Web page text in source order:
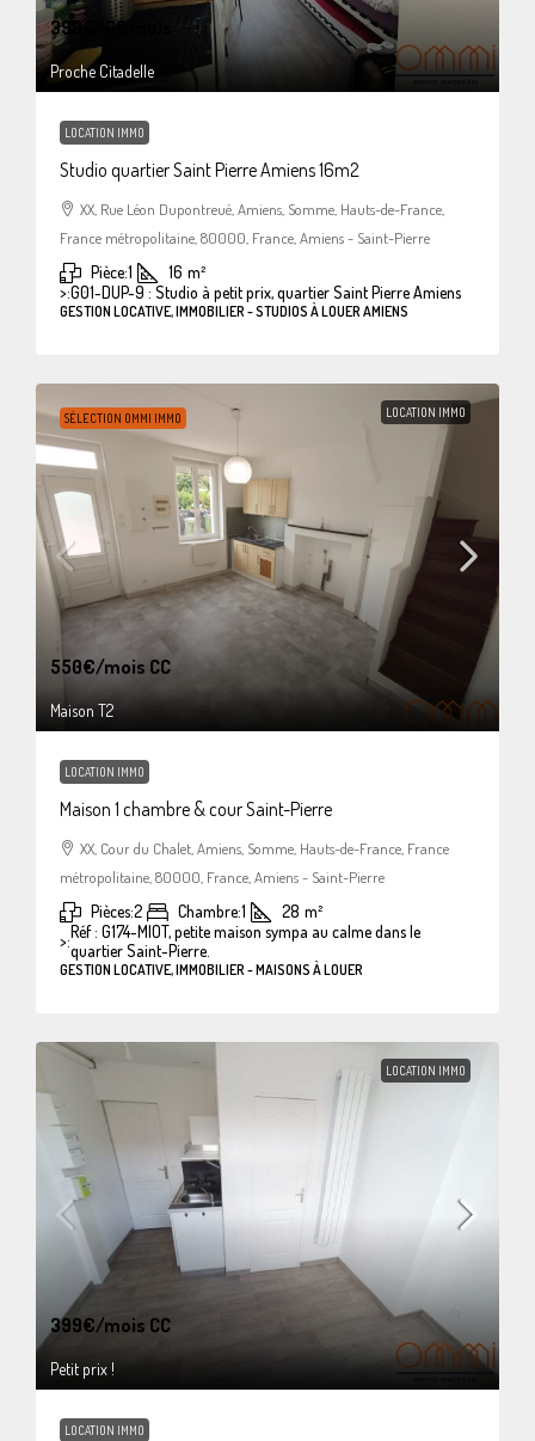
399€ /CC mois
Proche Citadelle
LOCATION IMMO
Studio quartier Saint Pierre Amiens 16m2
XX, Rue Léon Dupontreué, Amiens, Somme, Hauts-de-France,
France métropolitaine, 80000, France, Amiens - Saint-Pierre
Pièce:1 16 m²
>:G01-DUP-9 : Studio à petit prix, quartier Saint Pierre Amiens
GESTION LOCATIVE, IMMOBILIER - STUDIOS À LOUER AMIENS
SÉLECTION OMMI IMMO LOCATION IMMO
550€/mois CC
Maison T2
LOCATION IMMO
Maison 1 chambre & cour Saint-Pierre
XX, Cour du Chalet, Amiens, Somme, Hauts-de-France, France
métropolitaine, 80000, France, Amiens - Saint-Pierre
Pièces:2 Chambre:1 28 m²
>:Réf : G174-MIOT, petite maison sympa au calme dans le
quartier Saint-Pierre.
GESTION LOCATIVE, IMMOBILIER - MAISONS À LOUER
LOCATION IMMO
399€/mois CC
Petit prix !
LOCATION IMMO